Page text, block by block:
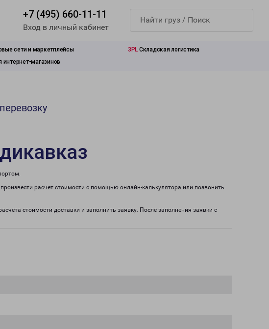
+7 (495) 660-11-11
Вход в личный кабинет
сети и маркетплейсы 3PL Складская логистика
интернет-магазинов
расчет стоимости с помощью онлайн-калькулятора или позвонить
стоимости доставки и заполнить заявку. После заполнения заявки с